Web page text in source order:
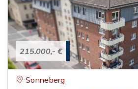
215.000,- €
Sonneberg